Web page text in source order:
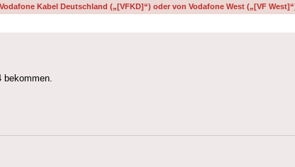
Kabel Deutschland („[VFKD]“) oder von Vodafone West („[VF